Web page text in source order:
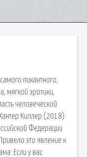
пикантного,
мягкой эротики,
человеческой
Киллер (2018)
Федерации
это явление к
Если у вас